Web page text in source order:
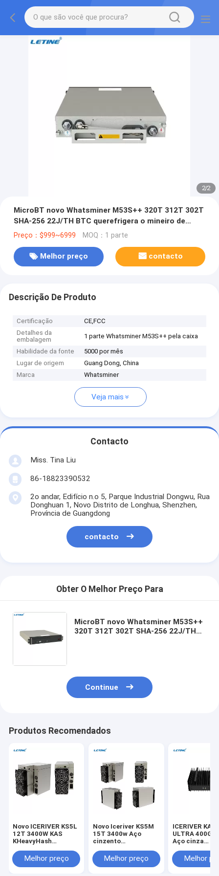
2/2
MicroBT novo Whatsminer M53S++ 320T 312T 302T
SHA-256 22J/TH BTC querefrigera o mineiro de
Whatsminer M33S M53S Bitcoin Asic
Preço：$999~6999 MOQ：1 parte
Melhor preço contacto
Descrição De Produto
Certificação
CE,FCC
Detalhes da
embalagem
1 parte Whatsminer M53S++ pela caixa
Habilidade da fonte
5000 por mês
Lugar de origem
Guang Dong, China
Marca
Whatsminer
Veja mais
Contacto
Miss. Tina Liu
86-18823390532
2o andar, Edifício n.o 5, Parque Industrial Dongwu, Rua
Donghuan 1, Novo Distrito de Longhua, Shenzhen,
Província de Guangdong
contacto
Obter O Melhor Preço Para
MicroBT novo Whatsminer M53S++
320T 312T 302T SHA-256 22J/TH
Continue
Produtos Recomendados
Novo ICERIVER KS5L
12T 3400W KAS
KHeavyHash
Kaspa KDA
Melhor preço
Novo Iceriver KS5M
15T 3400w Aço
cinzento
Algoritmo para
mineração Kaspa
Melhor preço
ICERIVER KAS
ULTRA 400G
Aço cinza
Algoritmo
Kaspa KDA
Melhor